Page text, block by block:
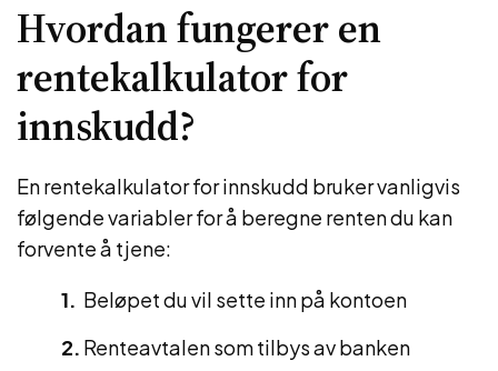
Hvordan fungerer en
rentekalkulator for
innskudd?
En rentekalkulator for innskudd bruker vanligvis
følgende variabler for å beregne renten du kan
forvente å tjene:
Beløpet du vil sette inn på kontoen
Renteavtalen som tilbys av banken